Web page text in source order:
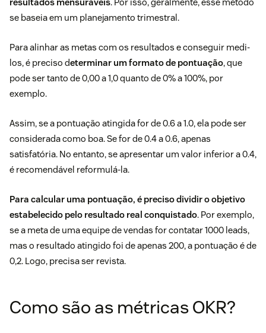
se baseia em um planejamento trimestral.
Para alinhar as metas com os resultados e conseguir medi-
los, é preciso determinar um formato de pontuação, que
pode ser tanto de 0,00 a 1,0 quanto de 0% a 100%, por
exemplo.
Assim, se a pontuação atingida for de 0.6 a 1.0, ela pode ser
considerada como boa. Se for de 0.4 a 0.6, apenas
satisfatória. No entanto, se apresentar um valor inferior a 0.4,
é recomendável reformulá-la.
Para calcular uma pontuação, é preciso dividir o objetivo
estabelecido pelo resultado real conquistado. Por exemplo,
se a meta de uma equipe de vendas for contatar 1000 leads,
mas o resultado atingido foi de apenas 200, a pontuação é de
0,2. Logo, precisa ser revista.
Como são as métricas OKR?